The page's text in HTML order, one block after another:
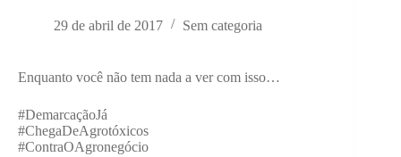
29 de abril de 2017 Sem categoria
Enquanto você não tem nada a ver com isso…
#DemarcaçãoJá
#ChegaDeAgrotóxicos
#ContraOAgronegócio